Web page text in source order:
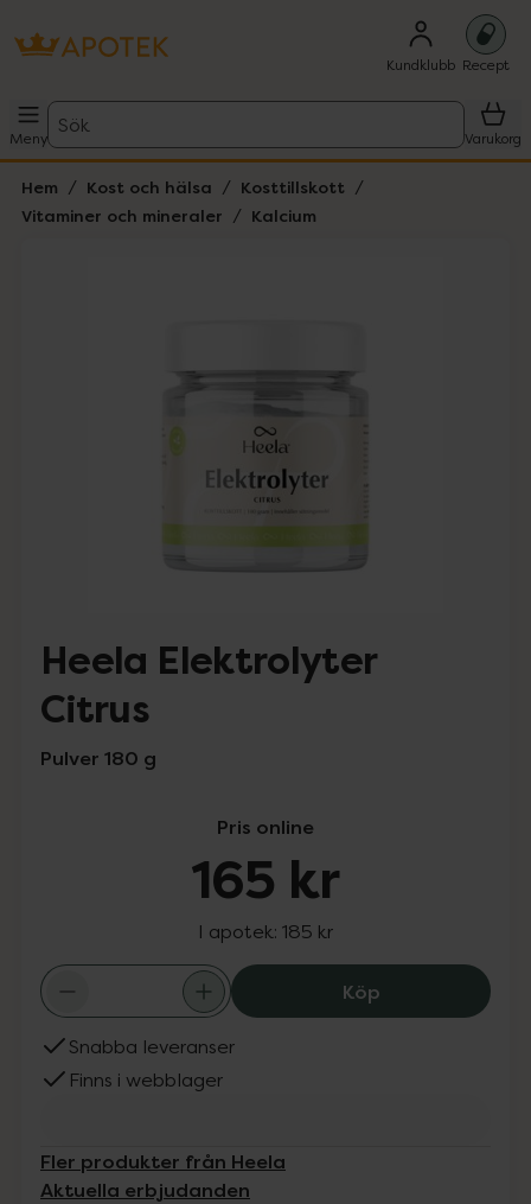
Kundklubb Recept
Meny
Sök
Varukorg
Hem Kost och hälsa
Kosttillskott
Vitaminer och mineraler
Kalcium
Heela Elektrolyter
Citrus
Pulver 180 g
Pris online
165 kr
I apotek: 185 kr
KöpHeela
Snabba leveranser
Finns i webblager
Fler produkter från Heela
Aktuella erbjudanden